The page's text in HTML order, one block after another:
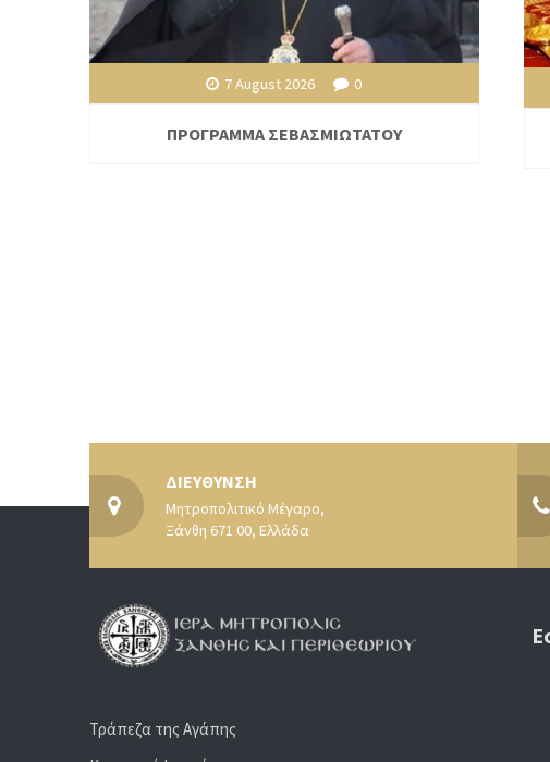
7 August 2026 0
ΠΡΟΓΡΑΜΜΑ ΣΕΒΑΣΜΙΩΤΑΤΟΥ
ΔΙΕΥΘΥΝΣΗ
Μητροπολιτικό Μέγαρο,
Ξάνθη 671 00, Ελλάδα
Τράπεζα της Αγάπης